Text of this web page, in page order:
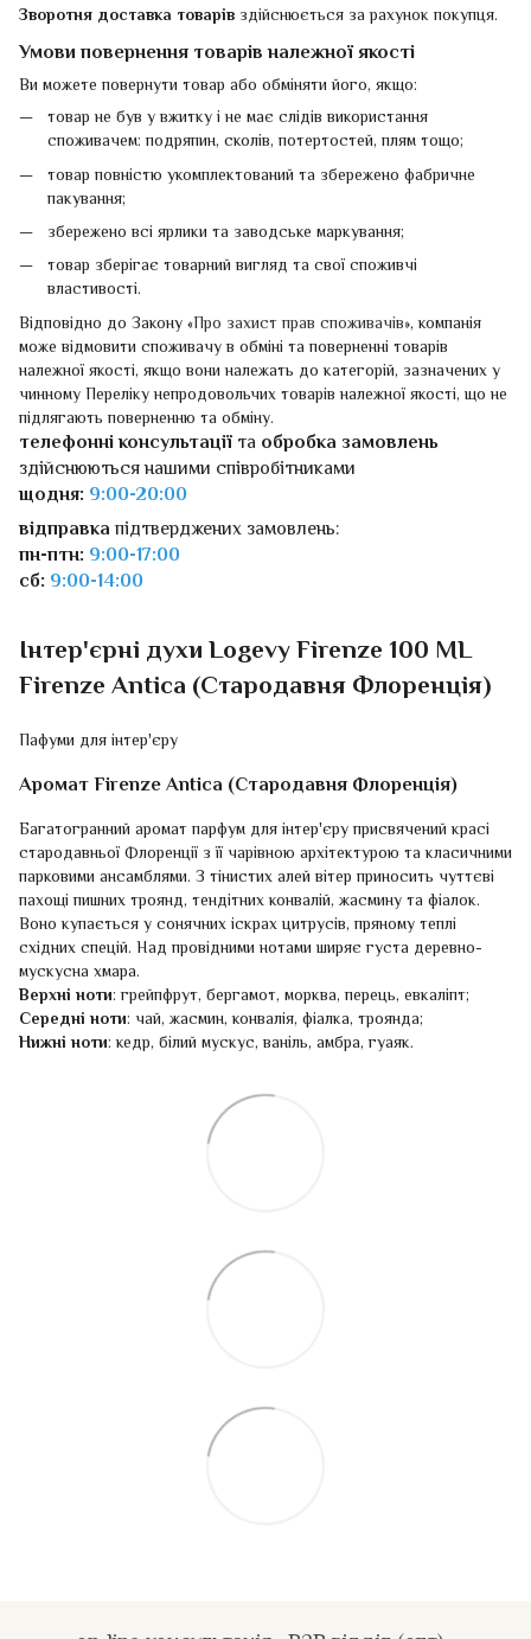
Зворотня доставка товарів здійснюється за рахунок покупця.
Умови повернення товарів належної якості
Ви можете повернути товар або обміняти його, якщо:
товар не був у вжитку і не має слідів використання
споживачем: подряпин, сколів, потертостей, плям тощо;
товар повністю укомплектований та збережено фабричне
пакування;
збережено всі ярлики та заводське маркування;
товар зберігає товарний вигляд та свої споживчі
властивості.
Відповідно до Закону «Про захист прав споживачів», компанія
може відмовити споживачу в обміні та поверненні товарів
належної якості, якщо вони належать до категорій, зазначених у
чинному Переліку непродовольчих товарів належної якості, що не
підлягають поверненню та обміну.
телефонні консультації та обробка замовлень
здійснюються нашими співробітниками
щодня: 9:00-20:00
відправка підтверджених замовлень:
пн-птн: 9:00-17:00
сб: 9:00-14:00
Інтер'єрні духи Logevy Firenze 100 ML
Firenze Antica (Стародавня Флоренція)
Пафуми для інтер'єру
Аромат Firenze Antica (Стародавня Флоренція)
Багатогранний аромат парфум для інтер'єру присвячений красі
стародавньої Флоренції з її чарівною архітектурою та класичними
парковими ансамблями. З тінистих алей вітер приносить чуттєві
пахощі пишних троянд, тендітних конвалій, жасмину та фіалок.
Воно купається у сонячних іскрах цитрусів, пряному теплі
східних спецій. Над провідними нотами ширяє густа деревно-
мускусна хмара.
Верхні ноти: грейпфрут, бергамот, морква, перець, евкаліпт;
Середні ноти: чай, жасмин, конвалія, фіалка, троянда;
Нижні ноти: кедр, білий мускус, ваніль, амбра, гуаяк.